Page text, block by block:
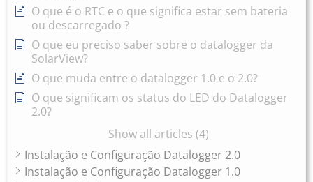
O que é o RTC e o que significa estar sem bateria
ou descarregado ?
O que eu preciso saber sobre o datalogger da
SolarView?
O que muda entre o datalogger 1.0 e o 2.0?
O que significam os status do LED do Datalogger
2.0?
Show all articles (4)
Instalação e Configuração Datalogger 2.0
Instalação e Configuração Datalogger 1.0